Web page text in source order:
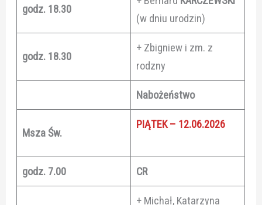
godz. 18.30
(w dniu urodzin)
godz. 18.30
+ Zbigniew i zm. z
rodzny
Nabożeństwo
Msza Św.
PIĄTEK – 12.06.2026
godz. 7.00 CR
+ Michał, Katarzyna